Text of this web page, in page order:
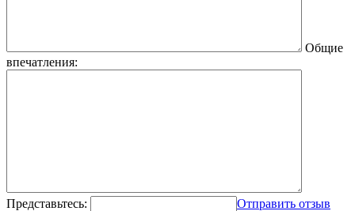
Общие
впечатления:
Представьтесь:
Отправить отзыв